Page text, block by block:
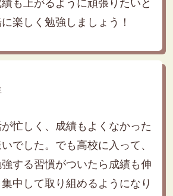
も上がるように頑張りたいと
楽しく勉強しましょう！
忙しく、成績もよくなかった
でした。でも高校に入って、
する習慣がついたら成績も伸
中して取り組めるようになり